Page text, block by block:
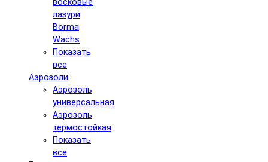
лазури
Borma
Wachs
Показать
все
Аэрозоли
Аэрозоль
универсальная
Аэрозоль
термостойкая
Показать
все